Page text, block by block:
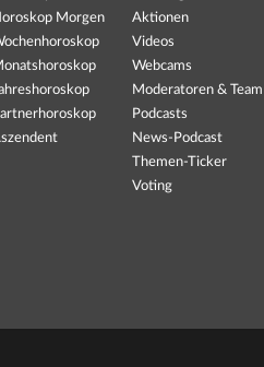
Morgen
Aktionen
Videos
Webcams
Moderatoren & Team
Podcasts
News-Podcast
Themen-Ticker
Voting